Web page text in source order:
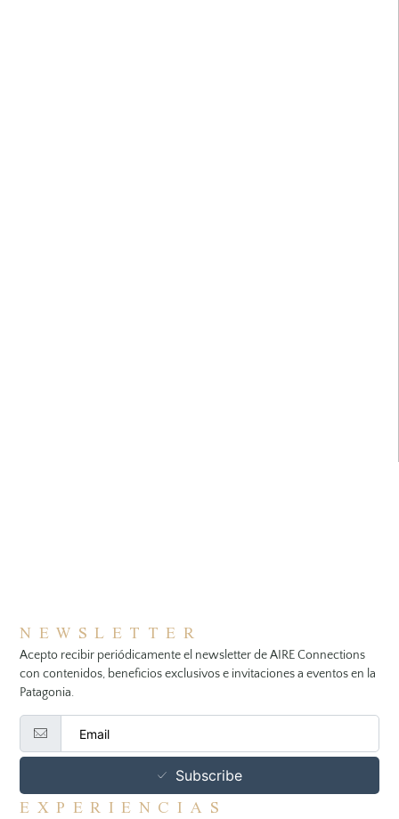
NEWSLETTER
Acepto recibir periódicamente el newsletter de AIRE Connections
con contenidos, beneficios exclusivos e invitaciones a eventos en la
Patagonia.
Subscribe
EXPERIENCIAS